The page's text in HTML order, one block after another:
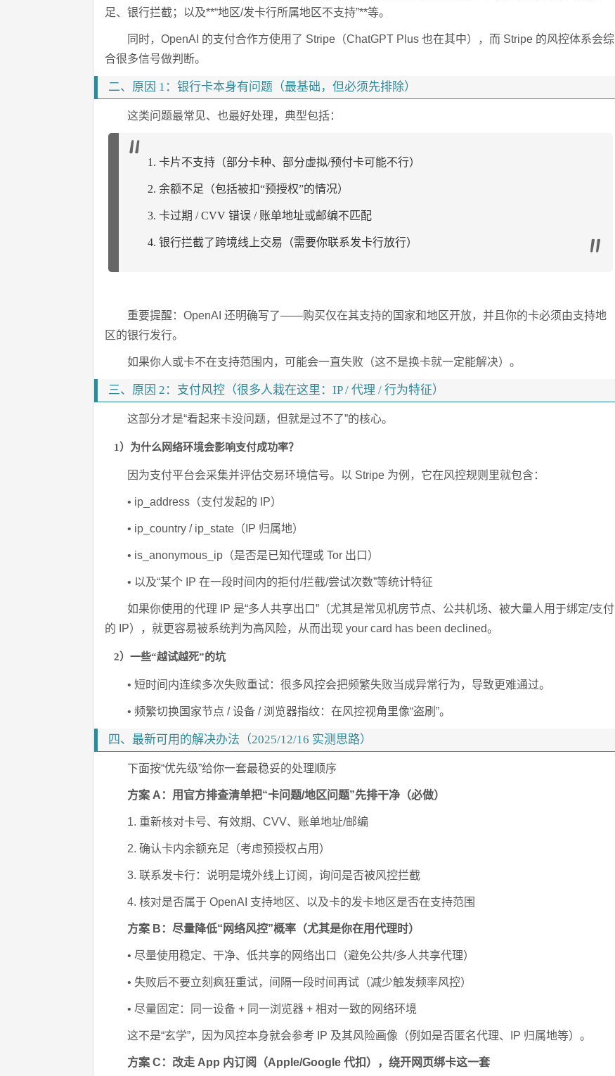
足、银行拦截；以及**“地区/发卡行所属地区不支持”**等。
同时，OpenAI 的支付合作方使用了 Stripe（ChatGPT Plus 也在其中），而 Stripe 的风控体系会综
合很多信号做判断。
二、原因 1：银行卡本身有问题（最基础，但必须先排除）
这类问题最常见、也最好处理，典型包括：
1. 卡片不支持（部分卡种、部分虚拟/预付卡可能不行）
2. 余额不足（包括被扣“预授权”的情况）
3. 卡过期 / CVV 错误 / 账单地址或邮编不匹配
4. 银行拦截了跨境线上交易（需要你联系发卡行放行）
重要提醒：OpenAI 还明确写了——购买仅在其支持的国家和地区开放，并且你的卡必须由支持地
区的银行发行。
如果你人或卡不在支持范围内，可能会一直失败（这不是换卡就一定能解决）。
三、原因 2：支付风控（很多人栽在这里：IP / 代理 / 行为特征）
这部分才是“看起来卡没问题，但就是过不了”的核心。
1）为什么网络环境会影响支付成功率？
因为支付平台会采集并评估交易环境信号。以 Stripe 为例，它在风控规则里就包含：
• ip_address（支付发起的 IP）
• ip_country / ip_state（IP 归属地）
• is_anonymous_ip（是否是已知代理或 Tor 出口）
• 以及“某个 IP 在一段时间内的拒付/拦截/尝试次数”等统计特征
如果你使用的代理 IP 是“多人共享出口”（尤其是常见机房节点、公共机场、被大量人用于绑定/支付
的 IP），就更容易被系统判为高风险，从而出现 your card has been declined。
2）一些“越试越死”的坑
• 短时间内连续多次失败重试：很多风控会把频繁失败当成异常行为，导致更难通过。
• 频繁切换国家节点 / 设备 / 浏览器指纹：在风控视角里像“盗刷”。
四、最新可用的解决办法（2025/12/16 实测思路）
下面按“优先级”给你一套最稳妥的处理顺序
方案 A：用官方排查清单把“卡问题/地区问题”先排干净（必做）
1. 重新核对卡号、有效期、CVV、账单地址/邮编
2. 确认卡内余额充足（考虑预授权占用）
3. 联系发卡行：说明是境外线上订阅，询问是否被风控拦截
4. 核对是否属于 OpenAI 支持地区、以及卡的发卡地区是否在支持范围
方案 B：尽量降低“网络风控”概率（尤其是你在用代理时）
• 尽量使用稳定、干净、低共享的网络出口（避免公共/多人共享代理）
• 失败后不要立刻疯狂重试，间隔一段时间再试（减少触发频率风控）
• 尽量固定：同一设备 + 同一浏览器 + 相对一致的网络环境
这不是“玄学”，因为风控本身就会参考 IP 及其风险画像（例如是否匿名代理、IP 归属地等）。
方案 C：改走 App 内订阅（Apple/Google 代扣），绕开网页绑卡这一套